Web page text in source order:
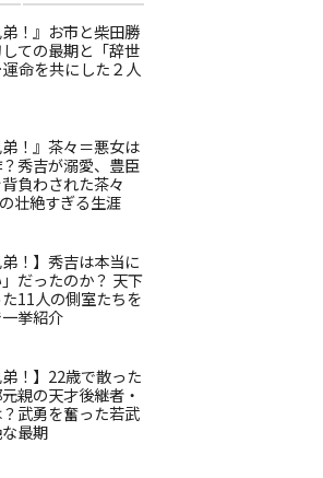
弟！』お市と柴田勝
ての最期と「辞世
命を共にした２人
弟！』茶々＝悪女は
秀吉が溺愛、豊臣
負わされた茶々
壮絶すぎる生涯
弟！】秀吉は本当に
」だったのか？ 天下
11人の側室たちを
挙紹介
弟！】22歳で散った
親の天才後継者・
武勇を奮った若武
最期